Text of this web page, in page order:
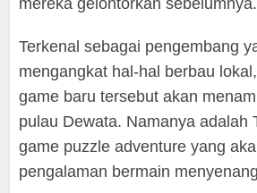
Terkenal sebagai pengembang
mengangkat hal-hal berbau
game baru tersebut akan
pulau Dewata. Namanya adalah
game puzzle adventure yang
pengalaman bermain